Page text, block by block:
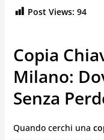
Post Views: 94
Copia
Milano:
Senza
Quando cerchi una